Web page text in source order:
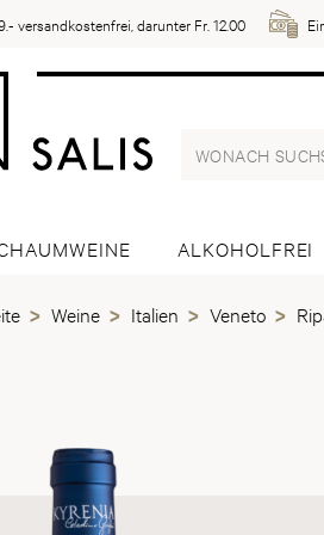
versandkostenfrei, darunter Fr. 12.00
ALKOHOLFREI
Weine Italien Veneto